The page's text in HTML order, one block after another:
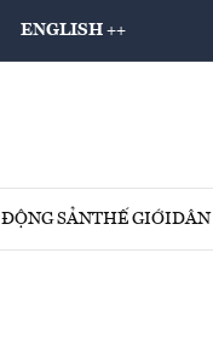
ENGLISH ++
SẢNTHẾ GIỚI